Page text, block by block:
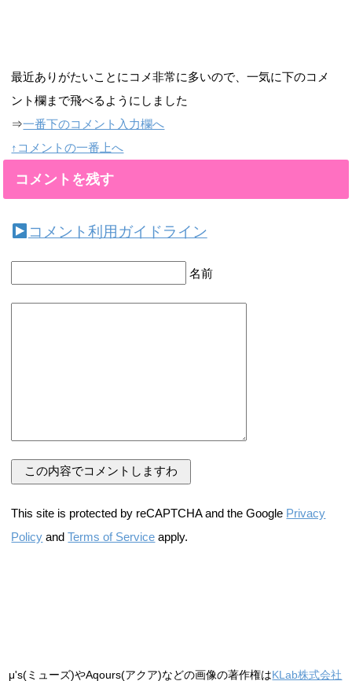
最近ありがたいことにコメ非常に多いので、一気に下のコメ
ント欄まで飛べるようにしました
⇒一番下のコメント入力欄へ
↑コメントの一番上へ
コメントを残す
コメント利用ガイドライン
名前
This site is protected by reCAPTCHA and the Google Privacy
Policy andTerms of Service apply.
μ's(ミューズ)やAqours(アクア)などの画像の著作権はKLab株式会社